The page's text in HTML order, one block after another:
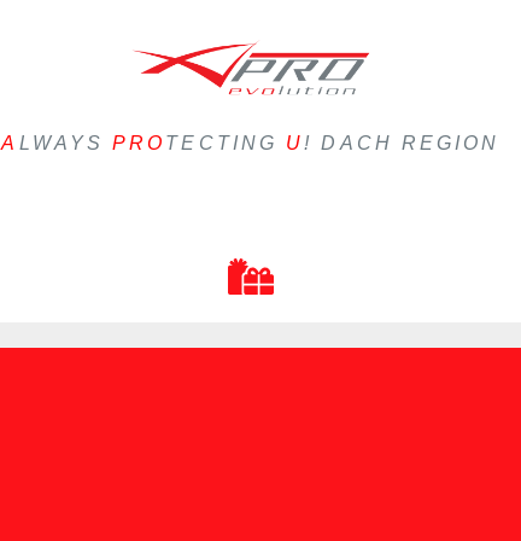
A LWAYSPRO TECTING U! DACH REGION